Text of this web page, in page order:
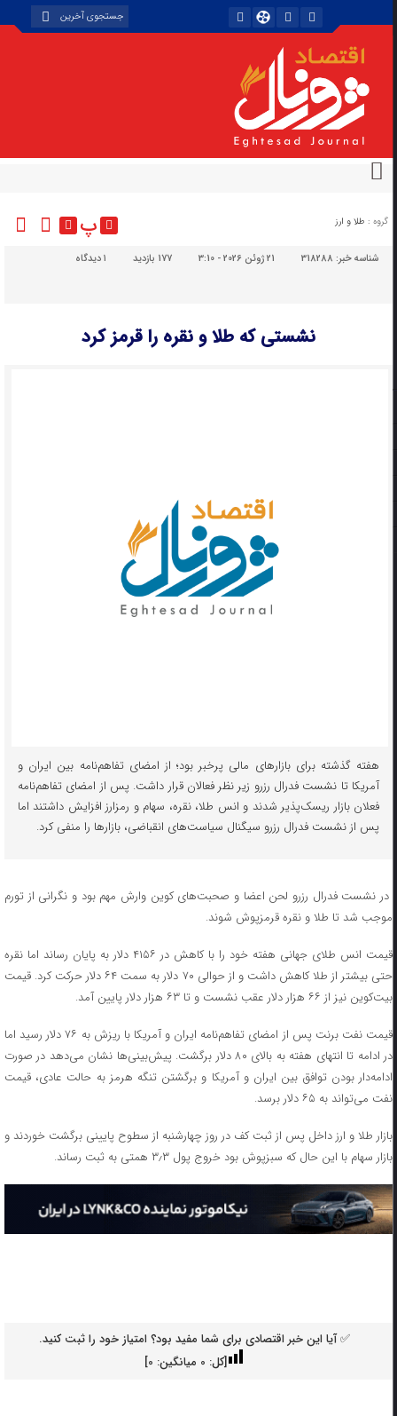
گروه : طلا و ارز پ
شناسه خبر:318288 21 ژوئن 2026 - 3:10 177 بازدید دیدگاه
نشستی که طلا و نقره را قرمز کرد
هفته گذشته برای بازارهای مالی پرخبر بود؛ از امضای تفاهم‌نامه بین ایران و
آمریکا تا نشست فدرال رزرو زیر نظر فعالان قرار داشت. پس از امضای تفاهم‌نامه
فعلان بازار ریسک‌پذیر شدند و انس طلا، نقره، سهام و رمزارز افزایش داشتند اما
پس از نشست فدرال رزرو سیگنال سیاست‌های انقباضی، بازارها را منفی کرد.
در نشست فدرال رزرو لحن اعضا و صحبت‌های کوین وارش مهم بود و نگرانی از تورم
موجب شد تا طلا و نقره قرمزپوش شوند.
قیمت انس طلای جهانی هفته خود را با کاهش در ۴۱۵۶ دلار به پایان رساند اما نقره
حتی بیشتر از طلا کاهش داشت و از حوالی ۷۰ دلار به سمت ۶۴ دلار حرکت کرد. قیمت
بیت‌کوین نیز از ۶۶ هزار دلار عقب نشست و تا ۶۳ هزار دلار پایین آمد.
قیمت نفت برنت پس از امضای تفاهم‌نامه ایران و آمریکا با ریزش به ۷۶ دلار رسید اما
در ادامه تا انتهای هفته به بالای ۸۰ دلار برگشت. پیش‌بینی‌ها نشان می‌دهد در صورت
ادامه‌دار بودن توافق بین ایران و آمریکا و برگشتن تنگه هرمز به حالت عادی، قیمت
نفت می‌تواند به ۶۵ دلار برسد.
بازار طلا و ارز داخل پس از ثبت کف در روز چهارشنبه از سطوح پایینی برگشت خوردند و
بازار سهام با این حال که سبزپوش بود خروج پول ۳٫۳ همتی به ثبت رساند.
✅ آیا این خبر اقتصادی برای شما مفید بود؟ امتیاز خود را ثبت کنید.
[کل: 0میانگین: 0
]